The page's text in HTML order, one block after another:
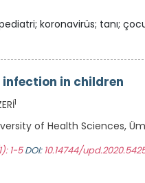
pediatri; koronavirüs; tanı;
infection in children
1
of Health Sciences,
1-5DOI: 10.14744/